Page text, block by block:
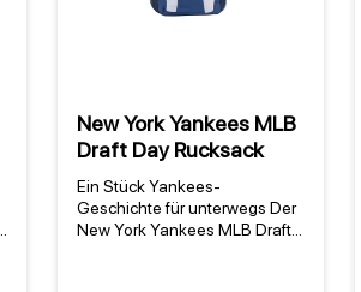
New York Yankees MLB
Draft Day Rucksack
Ein Stück Yankees-
Geschichte für unterwegs Der
New York Yankees MLB Draft